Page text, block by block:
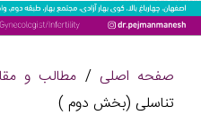
صفحه اصلی / مطالب و
تناسلی (بخش دوم )